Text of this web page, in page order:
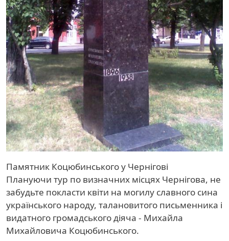
Памятник Коцюбинського у Чернігові
Плануючи тур по визначних місцях Чернігова, не
забудьте покласти квіти на могилу славного сина
українського народу, талановитого письменника і
видатного громадського діяча - Михайла
Михайловича Коцюбинського.